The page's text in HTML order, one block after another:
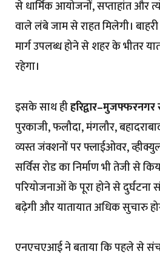
से धार्मिक आयोजनों, सप्ताहांत और
वाले लंबे जाम से राहत मिलेगी।
मार्ग उपलब्ध होने से शहर के भीतर
रहेगा।
इसके साथ हीहरिद्वार–मुजफ्फरनगर
पुरकाजी, फलौदा, मंगलौर,
व्यस्त जंक्शनों पर फ्लाईओवर,
सर्विस रोड का निर्माण भी तेजी से
परियोजनाओं के पूरा होने से दुर्घटना
बढ़ेगी और यातायात अधिक सुचारु
एनएचएआई ने बताया कि पहले से